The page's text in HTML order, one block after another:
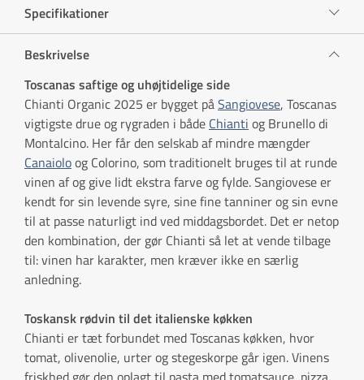
Specifikationer
Beskrivelse
Toscanas saftige og uhøjtidelige side
Chianti Organic 2025 er bygget påSangiovese, Toscanas
vigtigste drue og rygraden i både Chianti og Brunello di
Montalcino. Her får den selskab af mindre mængder
Canaioloog Colorino, som traditionelt bruges til at runde
vinen af og give lidt ekstra farve og fylde. Sangiovese er
kendt for sin levende syre, sine fine tanniner og sin evne
til at passe naturligt ind ved middagsbordet. Det er netop
den kombination, der gør Chianti så let at vende tilbage
til: vinen har karakter, men kræver ikke en særlig
anledning.
Toskansk rødvin til det italienske køkken
Chianti er tæt forbundet med Toscanas køkken, hvor
tomat, olivenolie, urter og stegeskorpe går igen. Vinens